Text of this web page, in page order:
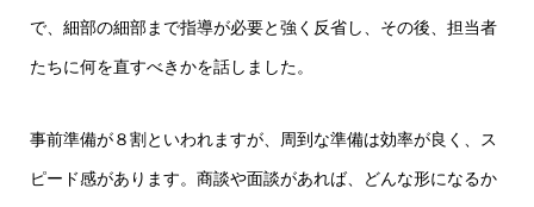
で、細部の細部まで指導が必要と強く反省し、その後、担当者
たちに何を直すべきかを話しました。
事前準備が８割といわれますが、周到な準備は効率が良く、ス
ピード感があります。商談や面談があれば、どんな形になるか